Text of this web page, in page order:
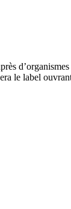
le label